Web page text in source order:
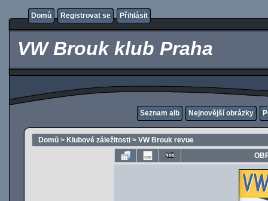
Domů Registrovat se Přihlásit
VW Brouk klub Praha
Seznam alb Nejnovější obrázky
Domů > Klubové záležitosti > VW Brouk revue